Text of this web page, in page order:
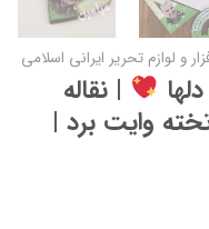
و لوازم تحریر ایرانی اسلامی
| نقاله
وایت برد |